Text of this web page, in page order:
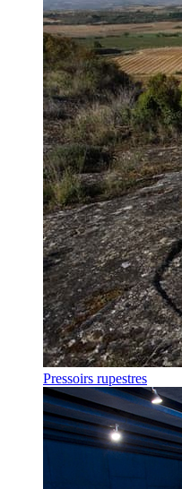
Pressoirs rupestres